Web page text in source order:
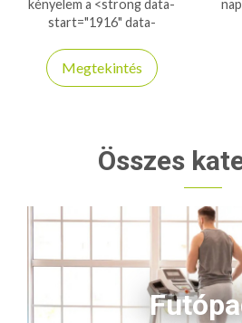
kényelem a <strong data-
start="1916" data-
napernyővel</strong>! A 200
cm-es méret nagy árnyékot
kialakítás, könnyű szállítás
hordtáskával – ideális
piknikhez. Ha biztos árnyékot
szeretnél minden
válaszd!
Megtekintés
Összes